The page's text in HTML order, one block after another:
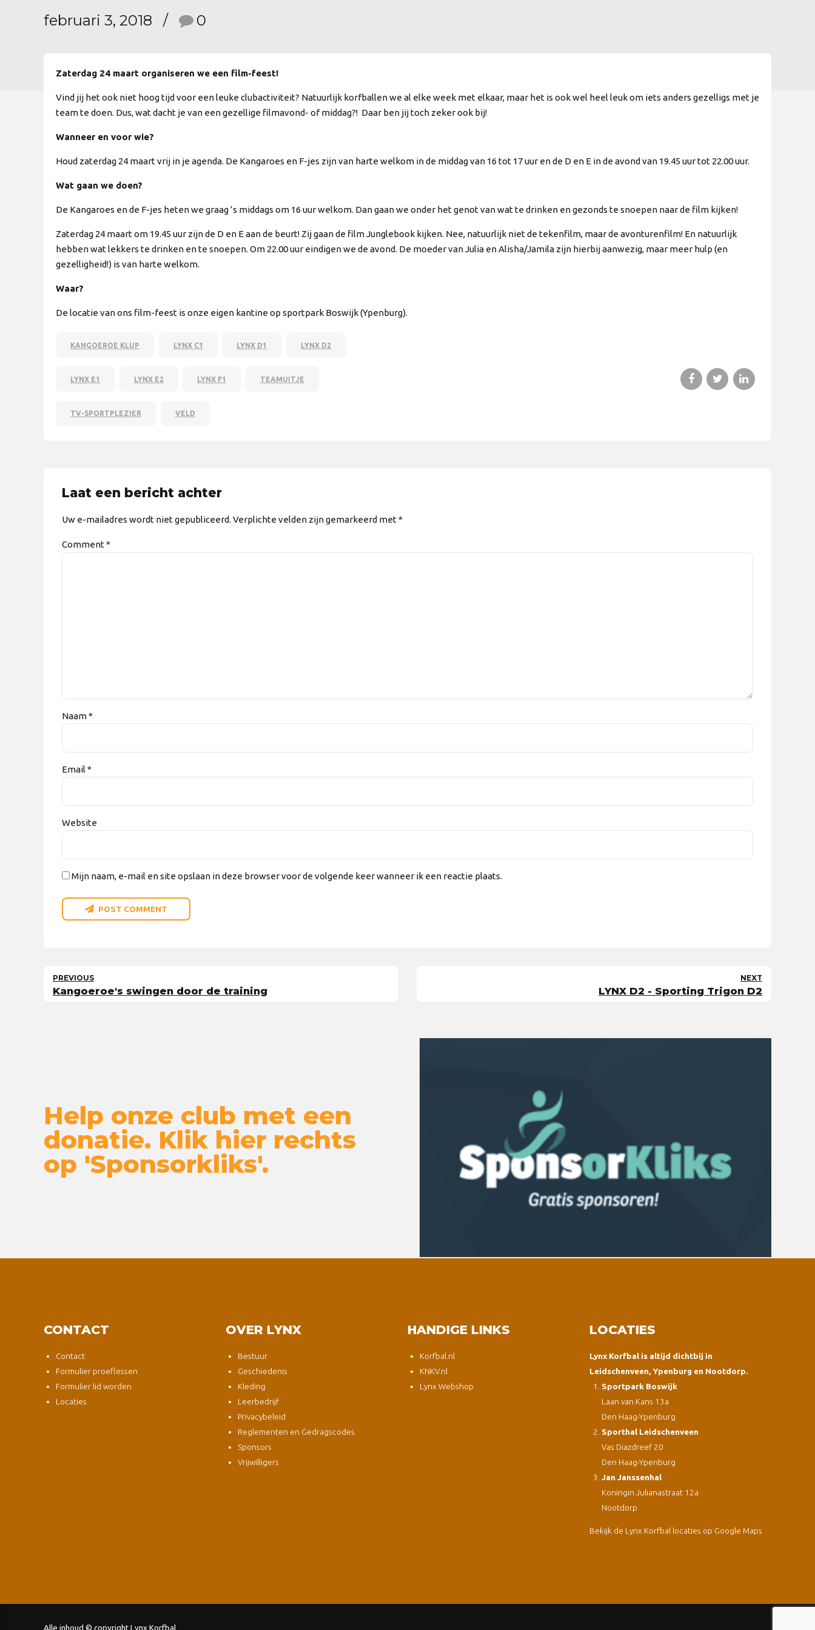
februari 3, 2018 0
Zaterdag 24 maart organiseren we een film-feest!
Vind jij het ook niet hoog tijd voor een leuke clubactiviteit? Natuurlijk korfballen we al elke week met elkaar, maar het is ook wel heel leuk om iets anders gezelligs met je
team te doen. Dus, wat dacht je van een gezellige filmavond- of middag?! Daar ben jij toch zeker ook bij!
Wanneer en voor wie?
Houd zaterdag 24 maart vrij in je agenda. De Kangaroes en F-jes zijn van harte welkom in de middag van 16 tot 17 uur en de D en E in de avond van 19.45 uur tot 22.00 uur.
Wat gaan we doen?
De Kangaroes en de F-jes heten we graag ’s middags om 16 uur welkom. Dan gaan we onder het genot van wat te drinken en gezonds te snoepen naar de film kijken!
Zaterdag 24 maart om 19.45 uur zijn de D en E aan de beurt! Zij gaan de film Junglebook kijken. Nee, natuurlijk niet de tekenfilm, maar de avonturenfilm! En natuurlijk
hebben wat lekkers te drinken en te snoepen. Om 22.00 uur eindigen we de avond. De moeder van Julia en Alisha/Jamila zijn hierbij aanwezig, maar meer hulp (en
gezelligheid!) is van harte welkom.
Waar?
De locatie van ons film-feest is onze eigen kantine op sportpark Boswijk (Ypenburg).
KANGOEROE KLUP LYNX C1 LYNX D1 LYNX D2
LYNX E1 LYNX E2 LYNX F1 TEAMUITJE
TV-SPORTPLEZIER VELD
Laat een bericht achter
Uw e-mailadres wordt niet gepubliceerd. Verplichte velden zijn gemarkeerd met *
Comment*
Naam *
Email *
Website
Mijn naam, e-mail en site opslaan in deze browser voor de volgende keer wanneer ik een reactie plaats.
POST COMMENT
PREVIOUS
Kangoeroe's swingen door de training
NEXT
LYNX D2 - Sporting Trigon D2
Help onze club met een
donatie. Klik hier rechts
op 'Sponsorkliks'.
CONTACT
Contact
Formulier proeflessen
Formulier lid worden
Locaties
OVER LYNX
Bestuur
Geschiedenis
Kleding
Leerbedrijf
Privacybeleid
Reglementen en Gedragscodes
Sponsors
Vrijwilligers
HANDIGE LINKS
Korfbal.nl
KNKV.nl
Lynx Webshop
LOCATIES
Lynx Korfbal is altijd dichtbij in
Leidschenveen, Ypenburg en Nootdorp.
Sportpark Boswijk
Laan van Kans 13a
Den Haag-Ypenburg
Sporthal Leidschenveen
Vas Diazdreef 20
Den Haag-Ypenburg
Jan Janssenhal
Koningin Julianastraat 12a
Nootdorp
Bekijk de Lynx Korfbal locaties op Google Maps
Alle inhoud © copyright Lynx Korfbal